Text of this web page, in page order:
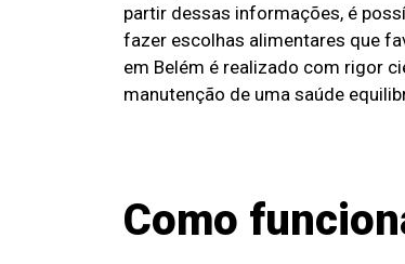
partir dessas informações, é
fazer escolhas alimentares que
em Belém é realizado com rigor
manutenção de uma saúde
Como